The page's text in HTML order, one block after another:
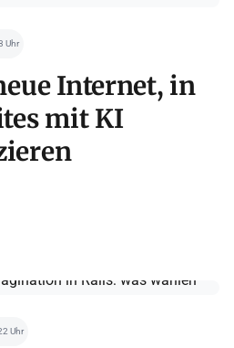
Uhr
Internet, in
mit KI
Uhr